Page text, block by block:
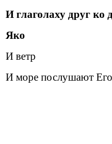
И глаголаху друг ко
Яко
И ветр
И море послушают Его